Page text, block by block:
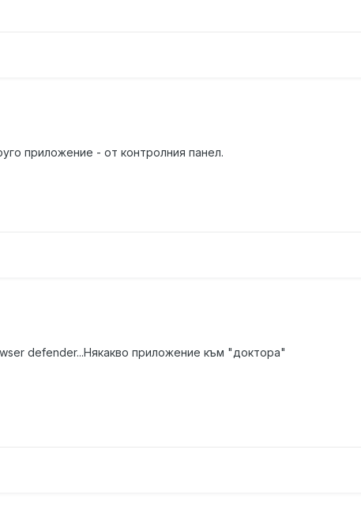
приложение - от контролния панел.
defender...Някакво приложение към "доктора"